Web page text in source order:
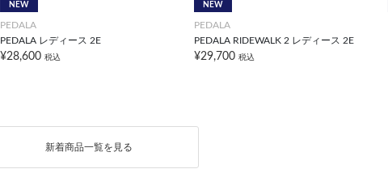
NEW
PEDALA
PEDALA レディース 2E
¥28,600 税込
NEW
PEDALA
PEDALA RIDEWALK 2 レディース 2E
¥29,700 税込
新着商品一覧を見る